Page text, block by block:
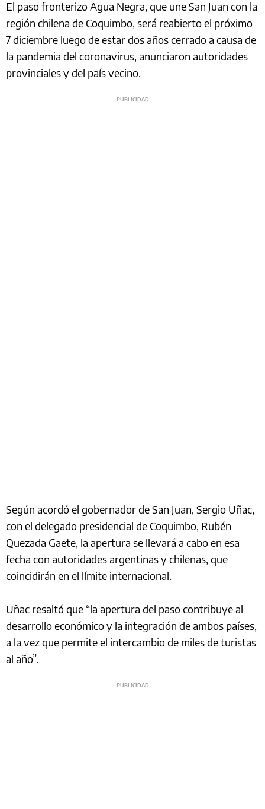
El paso fronterizo Agua Negra, que une San Juan con la
región chilena de Coquimbo, será reabierto el próximo
7 diciembre luego de estar dos años cerrado a causa de
la pandemia del coronavirus, anunciaron autoridades
provinciales y del país vecino.
Según acordó el gobernador de San Juan, Sergio Uñac,
con el delegado presidencial de Coquimbo, Rubén
Quezada Gaete, la apertura se llevará a cabo en esa
fecha con autoridades argentinas y chilenas, que
coincidirán en el límite internacional.
Uñac resaltó que “la apertura del paso contribuye al
desarrollo económico y la integración de ambos países,
a la vez que permite el intercambio de miles de turistas
al año”.